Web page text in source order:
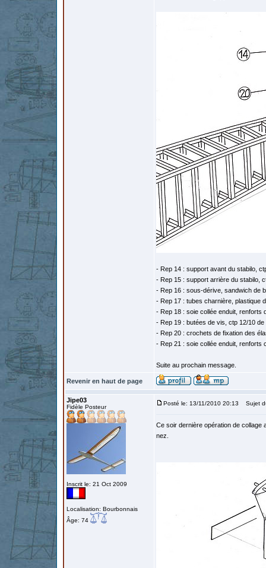
- Rep 14 : support avant du stabilo,
- Rep 15 : support arrière du stabilo,
- Rep 16 : sous-dérive, sandwich de
- Rep 17 : tubes charnière, plastique
- Rep 18 : soie collée enduit, renforts
- Rep 19 : butées de vis, ctp 12/10
- Rep 20 : crochets de fixation des
- Rep 21 : soie collée enduit, renforts
Suite au prochain message.
Revenir en haut de page
Jipe03
Fidèle Posteur
Inscrit le: 21 Oct 2009
Localisation: Bourbonnais
Âge: 74
Posté le: 13/11/2010 20:13 Sujet
Ce soir dernière opération de collage
nez.